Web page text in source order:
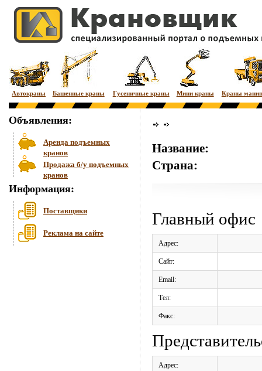
Автокраны Башенные краны Гусеничные краны Мини краны Краны
Объявления:
Аренда подъемных
кранов
Продажа б/у подъемных
кранов
Информация:
Поставщики
Реклама на сайте
Название:
Страна:
Главный офис
Адрес:
Сайт:
Email:
Тел:
Факс:
Адрес: